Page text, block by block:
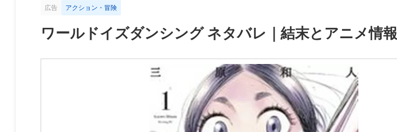
広告 アクション・冒険
ワールドイズダンシング ネタバレ｜結末とアニメ情報